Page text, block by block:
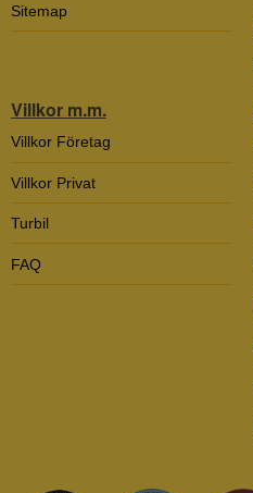
Sitemap
Villkor m.m.
Villkor Företag
Villkor Privat
Turbil
FAQ